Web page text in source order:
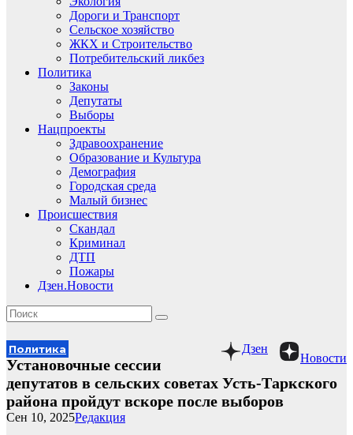
Дороги и Транспорт
Сельское хозяйство
ЖКХ и Строительство
Потребительский ликбез
Политика
Законы
Депутаты
Выборы
Нацпроекты
Здравоохранение
Образование и Культура
Демография
Городская среда
Малый бизнес
Происшествия
Скандал
Криминал
ДТП
Пожары
Дзен.Новости
Новости
Дзен
Политика
Установочные сессии
депутатов в сельских советах Усть-Таркского
района пройдут вскоре после выборов
Редакция
Сен 10, 2025